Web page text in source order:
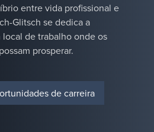
com foco
em
eficiência
energética
excelência
operacional.&nbsp;
entre vida profissional e
Glitsch se dedica a
de trabalho onde os
prosperar.
de carreira